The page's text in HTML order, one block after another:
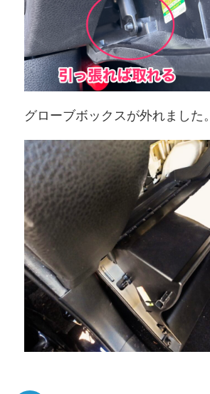
グローブボックスが外れました。